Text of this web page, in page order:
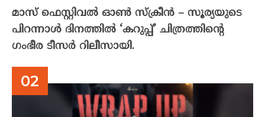
മാസ് ഫെസ്റ്റിവൽ ഓൺ സ്‌ക്രീൻ – സൂര്യയുടെ
പിറന്നാൾ ദിനത്തിൽ ‘കറുപ്പ്’ ചിത്രത്തിന്റെ
ഗംഭീര ടീസർ റിലീസായി.